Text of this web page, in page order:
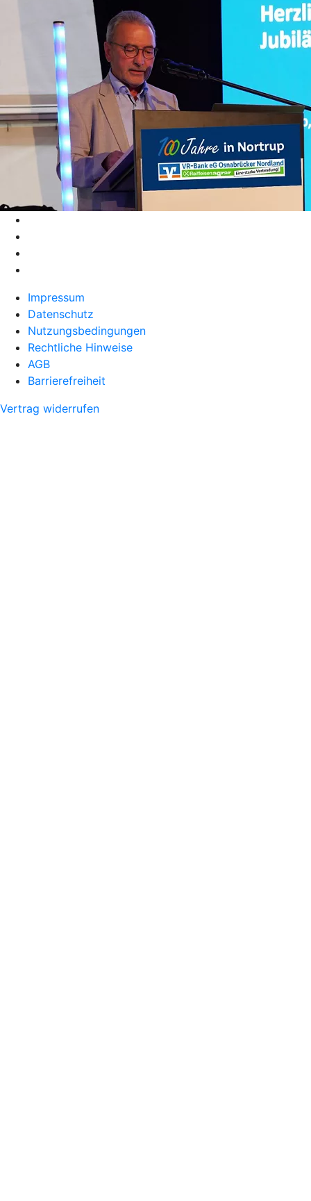
Impressum
Datenschutz
Nutzungsbedingungen
Rechtliche Hinweise
AGB
Barrierefreiheit
Vertrag widerrufen